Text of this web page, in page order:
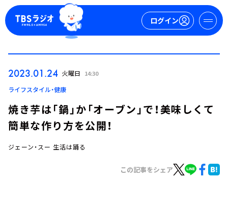
ログイン
ログイン
2023.01.24 火曜日 14:30
ライフスタイル・健康
焼き芋は「鍋」か「オーブン」で！美味しくて
簡単な作り方を公開！
ジェーン・スー 生活は踊る
この記事をシェア